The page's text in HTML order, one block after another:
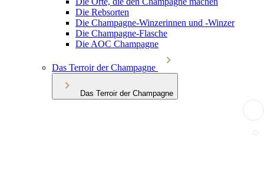
Die Rebsorten
Die Champagne-Winzerinnen und -Winzer
Die Champagne-Flasche
Die AOC Champagne
Das Terroir der Champagne
Das Terroir der Champagne